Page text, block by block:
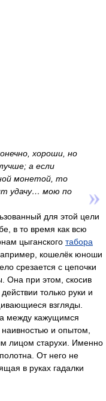
хороши, но
а если
монетой, то
удачу… мою по
для этой цели
в то время как всю
цыганского табора
кошелёк юноши
срезается с цепочки
Она при этом, скосив
только руки и
взгляды.
между кажущимся
и опытом,
лицом старухи. Именно
От него не
в руках гадалки